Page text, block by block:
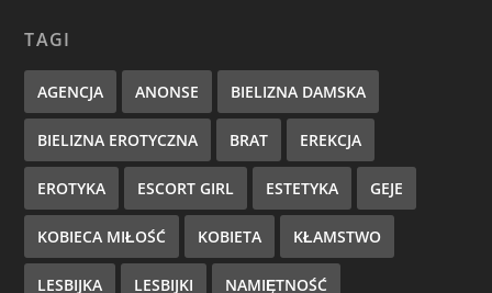
TAGI
AGENCJA ANONSE BIELIZNA DAMSKA
BIELIZNA EROTYCZNA BRAT EREKCJA
EROTYKA ESCORT GIRL ESTETYKA GEJE
KOBIECA MIŁOŚĆ KOBIETA KŁAMSTWO
LESBIJKA LESBIJKI NAMIĘTNOŚĆ